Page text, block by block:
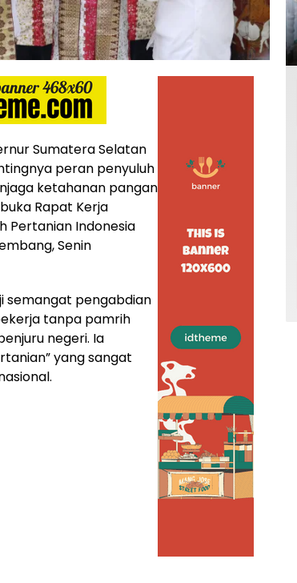
Sumatera Selatan
peran penyuluh
ketahanan pangan
Rapat Kerja
Pertanian Indonesia
Senin
semangat pengabdian
tanpa pamrih
negeri. Ia
yang sangat